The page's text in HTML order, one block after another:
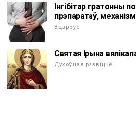
Інгібітар пратонны
прэпаратаў,
Здароўе
Святая Ірына
Духоўнае развіццё